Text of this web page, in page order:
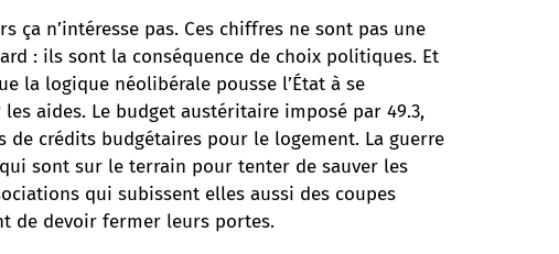
ça n’intéresse pas. Ces chiffres ne sont pas une
: ils sont la conséquence de choix politiques. Et
la logique néolibérale pousse l’État à se
aides. Le budget austéritaire imposé par 49.3,
de crédits budgétaires pour le logement. La guerre
sont sur le terrain pour tenter de sauver les
qui subissent elles aussi des coupes
de devoir fermer leurs portes.